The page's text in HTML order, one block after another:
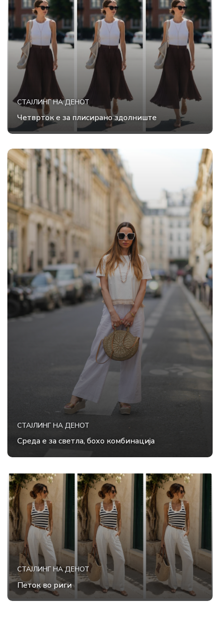
СТАЈЛИНГ НА ДЕНОТ
Четврток е за плисирано здолниште
СТАЈЛИНГ НА ДЕНОТ
Среда е за светла, бохо комбинација
СТАЈЛИНГ НА ДЕНОТ
Петок во риги